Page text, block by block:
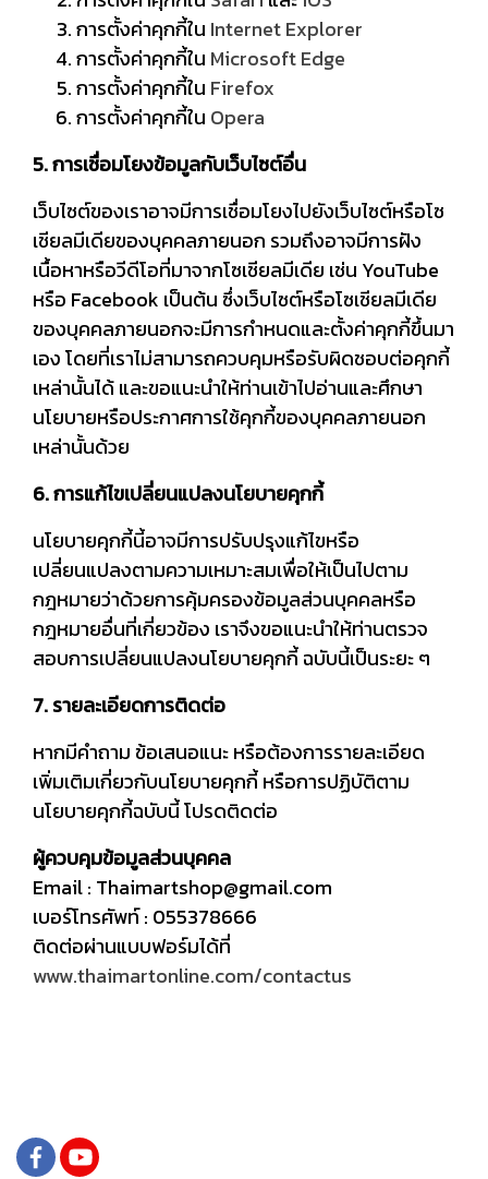
การตั้งค่าคุกกี้ใน Internet Explorer
การตั้งค่าคุกกี้ใน Microsoft Edge
การตั้งค่าคุกกี้ใน Firefox
การตั้งค่าคุกกี้ใน Opera
5. การเชื่อมโยงข้อมูลกับเว็บไซต์อื่น
เว็บไซต์ของเราอาจมีการเชื่อมโยงไปยังเว็บไซต์หรือโซ
เชียลมีเดียของบุคคลภายนอก รวมถึงอาจมีการฝัง
เนื้อหาหรือวีดีโอที่มาจากโซเชียลมีเดีย เช่น YouTube
หรือ Facebook เป็นต้น ซึ่งเว็บไซต์หรือโซเชียลมีเดีย
ของบุคคลภายนอกจะมีการกำหนดและตั้งค่าคุกกี้ขึ้นมา
เอง โดยที่เราไม่สามารถควบคุมหรือรับผิดชอบต่อคุกกี้
เหล่านั้นได้ และขอแนะนำให้ท่านเข้าไปอ่านและศึกษา
นโยบายหรือประกาศการใช้คุกกี้ของบุคคลภายนอก
เหล่านั้นด้วย
6. การแก้ไขเปลี่ยนแปลงนโยบายคุกกี้
นโยบายคุกกี้นี้อาจมีการปรับปรุงแก้ไขหรือ
เปลี่ยนแปลงตามความเหมาะสมเพื่อให้เป็นไปตาม
กฎหมายว่าด้วยการคุ้มครองข้อมูลส่วนบุคคลหรือ
กฎหมายอื่นที่เกี่ยวข้อง เราจึงขอแนะนำให้ท่านตรวจ
สอบการเปลี่ยนแปลงนโยบายคุกกี้ ฉบับนี้เป็นระยะ ๆ
7. รายละเอียดการติดต่อ
หากมีคำถาม ข้อเสนอแนะ หรือต้องการรายละเอียด
เพิ่มเติมเกี่ยวกับนโยบายคุกกี้ หรือการปฏิบัติตาม
นโยบายคุกกี้ฉบับนี้ โปรดติดต่อ
ผู้ควบคุมข้อมูลส่วนบุคคล
Email : Thaimartshop@gmail.com
เบอร์โทรศัพท์ : 055378666
ติดต่อผ่านแบบฟอร์มได้ที่
www.thaimartonline.com/contactus